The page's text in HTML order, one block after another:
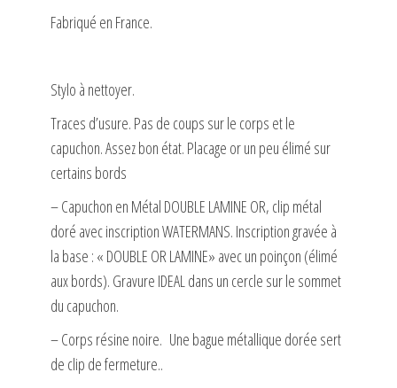
Fabriqué en France.
Stylo à nettoyer.
Traces d’usure. Pas de coups sur le corps et le
capuchon. Assez bon état. Placage or un peu élimé sur
certains bords
– Capuchon en Métal DOUBLE LAMINE OR, clip métal
doré avec inscription WATERMANS. Inscription gravée à
la base : « DOUBLE OR LAMINE» avec un poinçon (élimé
aux bords). Gravure IDEAL dans un cercle sur le sommet
du capuchon.
– Corps résine noire. Une bague métallique dorée sert
de clip de fermeture..